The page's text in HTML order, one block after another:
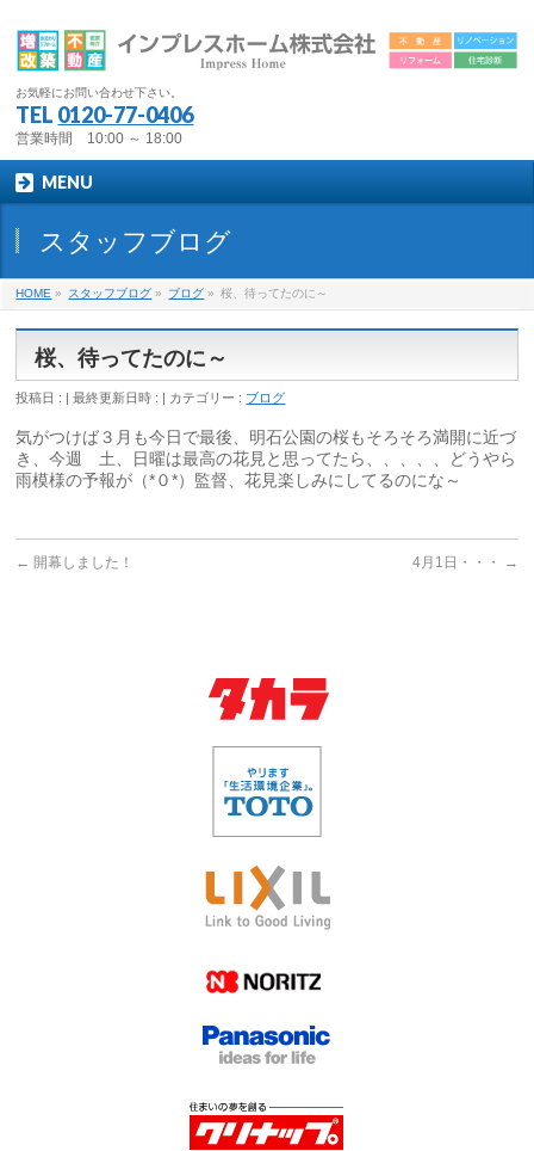
お気軽にお問い合わせ下さい。
TEL 0120-77-0406
営業時間 10:00 ～ 18:00
MENU
スタッフブログ
HOME » スタッフブログ » ブログ » 桜、待ってたのに～
桜、待ってたのに～
投稿日 : 最終更新日時 : カテゴリー : ブログ
気がつけば３月も今日で最後、明石公園の桜もそろそろ満開に近づ
き、今週 土、日曜は最高の花見と思ってたら、、、、、どうやら
雨模様の予報が（*０*）監督、花見楽しみにしてるのにな～
← 開幕しました！ 4月1日・・・ →